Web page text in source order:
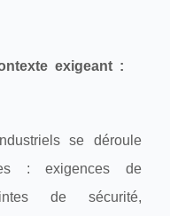
exigeant :
se déroule
: exigences de
de sécurité,